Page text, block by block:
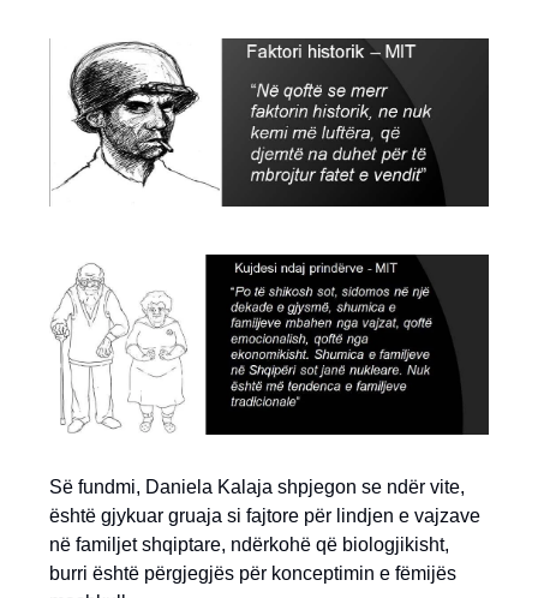
Së fundmi, Daniela Kalaja shpjegon se ndër vite,
është gjykuar gruaja si fajtore për lindjen e vajzave
në familjet shqiptare, ndërkohë që biologjikisht,
burri është përgjegjës për konceptimin e fëmijës